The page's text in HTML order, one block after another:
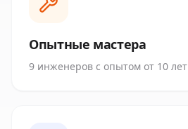
Опытные мастера
9 инженеров с опытом от 10 лет